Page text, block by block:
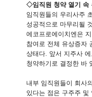
◇임직원 청약 열기 속
임직원들의 우리사주
성공적으로 마무리될
에코프로에이치엔은
참여로 전체 유상증자
상태다. 앞서 지주사
청약하기로 결정한 바
내부 임직원들이 회사
있다는 점은 구주주 및